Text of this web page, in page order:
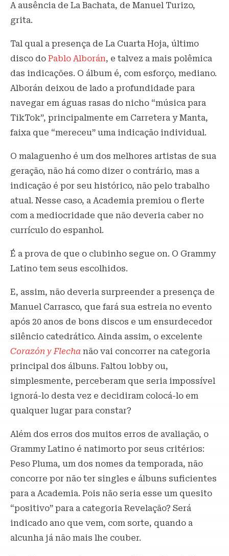
A ausência de La Bachata, de Manuel Turizo,
grita.
Tal qual a presença de La Cuarta Hoja, último
disco do Pablo Alborán, e talvez a mais polêmica
das indicações. O álbum é, com esforço, mediano.
Alborán deixou de lado a profundidade para
navegar em águas rasas do nicho “música para
TikTok”, principalmente em Carretera y Manta,
faixa que “mereceu” uma indicação individual.
O malaguenho é um dos melhores artistas de sua
geração, não há como dizer o contrário, mas a
indicação é por seu histórico, não pelo trabalho
atual. Nesse caso, a Academia premiou o flerte
com a mediocridade que não deveria caber no
currículo do espanhol.
É a prova de que o clubinho segue on. O Grammy
Latino tem seus escolhidos.
E, assim, não deveria surpreender a presença de
Manuel Carrasco, que fará sua estreia no evento
após 20 anos de bons discos e um ensurdecedor
silêncio catedrático. Ainda assim, o excelente
Corazón y Flecha não vai concorrer na categoria
principal dos álbuns. Faltou lobby ou,
simplesmente, perceberam que seria impossível
ignorá-lo desta vez e decidiram colocá-lo em
qualquer lugar para constar?
Além dos erros dos muitos erros de avaliação, o
Grammy Latino é natimorto por seus critérios:
Peso Pluma, um dos nomes da temporada, não
concorre por não ter singles e álbuns suficientes
para a Academia. Pois não seria esse um quesito
“positivo” para a categoria Revelação? Será
indicado ano que vem, com sorte, quando a
alcunha já não mais lhe couber.